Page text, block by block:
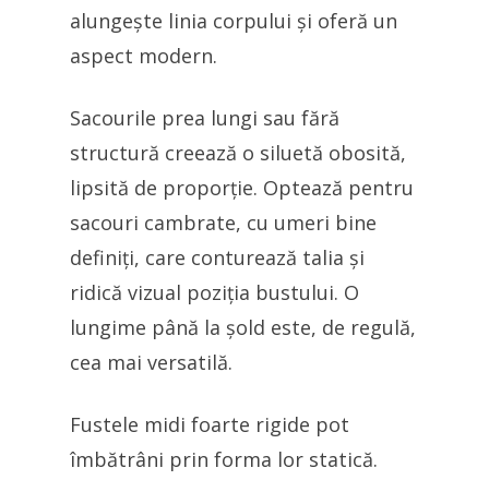
alungește linia corpului și oferă un
aspect modern.
Sacourile prea lungi sau fără
structură creează o siluetă obosită,
lipsită de proporție. Optează pentru
sacouri cambrate, cu umeri bine
definiți, care conturează talia și
ridică vizual poziția bustului. O
lungime până la șold este, de regulă,
cea mai versatilă.
Fustele midi foarte rigide pot
îmbătrâni prin forma lor statică.